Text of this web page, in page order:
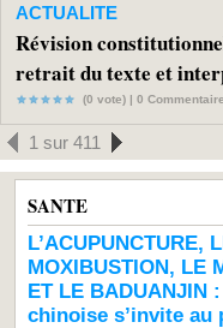
ACTUALITE
Révision
retrait du texte et
(0 vote) | 0 Commentaire
1 sur 411
SANTE
L’ACUPUNCTURE,
MOXIBUSTION, LE
ET LE BADUANJIN
chinoise s’invite au